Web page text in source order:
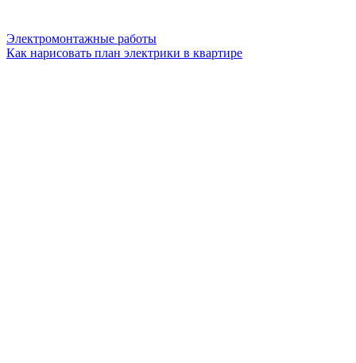
Электромонтажные работы
Как нарисовать план электрики в квартире